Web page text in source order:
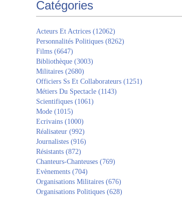
Catégories
Acteurs Et Actrices (12062)
Personnalités Politiques (8262)
Films (6647)
Bibliothèque (3003)
Militaires (2680)
Officiers Ss Et Collaborateurs (1251)
Métiers Du Spectacle (1143)
Scientifiques (1061)
Mode (1015)
Ecrivains (1000)
Réalisateur (992)
Journalistes (916)
Résistants (872)
Chanteurs-Chanteuses (769)
Evènements (704)
Organisations Militaires (676)
Organisations Politiques (628)